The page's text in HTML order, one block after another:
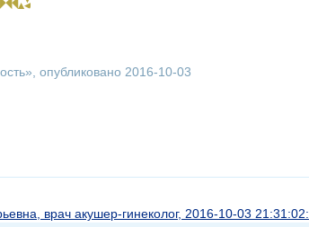
», опубликовано 2016-10-03
врач акушер-гинеколог, 2016-10-03 21:31:02: